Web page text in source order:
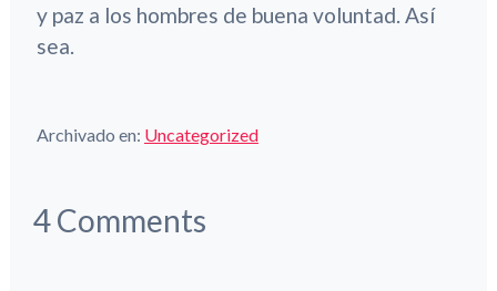
y paz a los hombres de buena voluntad. Así
sea.
Archivado en: Uncategorized
4Comments